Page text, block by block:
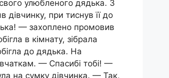
улюбленого дядька. З
при тиснув її до
— захоплено промовив
в кімнату, зібрала
до дядька. На
— Спасибі тобі! —
на сумку дівчинка. — Так,